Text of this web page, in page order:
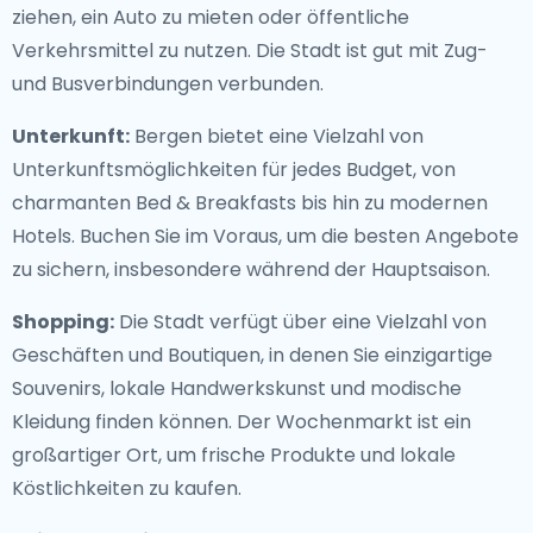
ziehen, ein Auto zu mieten oder öffentliche
Verkehrsmittel zu nutzen. Die Stadt ist gut mit Zug-
und Busverbindungen verbunden.
Unterkunft: Bergen bietet eine Vielzahl von
Unterkunftsmöglichkeiten für jedes Budget, von
charmanten Bed & Breakfasts bis hin zu modernen
Hotels. Buchen Sie im Voraus, um die besten Angebote
zu sichern, insbesondere während der Hauptsaison.
Shopping: Die Stadt verfügt über eine Vielzahl von
Geschäften und Boutiquen, in denen Sie einzigartige
Souvenirs, lokale Handwerkskunst und modische
Kleidung finden können. Der Wochenmarkt ist ein
großartiger Ort, um frische Produkte und lokale
Köstlichkeiten zu kaufen.